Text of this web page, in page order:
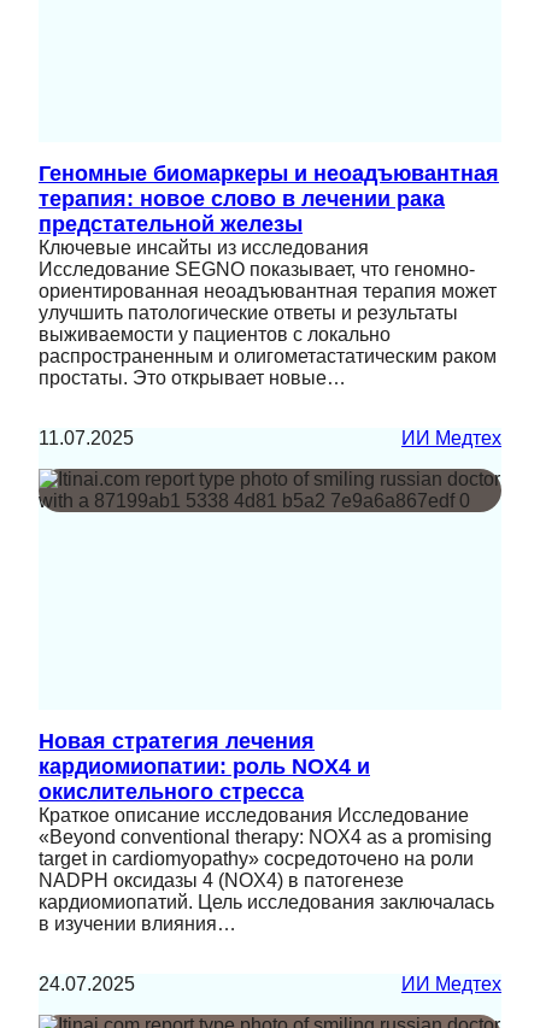
Геномные биомаркеры и неоадъювантная
терапия: новое слово в лечении рака
предстательной железы
Ключевые инсайты из исследования
Исследование SEGNO показывает, что геномно-
ориентированная неоадъювантная терапия может
улучшить патологические ответы и результаты
выживаемости у пациентов с локально
распространенным и олигометастатическим раком
простаты. Это открывает новые…
11.07.2025 ИИ Медтех
Новая стратегия лечения
кардиомиопатии: роль NOX4 и
окислительного стресса
Краткое описание исследования Исследование
«Beyond conventional therapy: NOX4 as a promising
target in cardiomyopathy» сосредоточено на роли
NADPH оксидазы 4 (NOX4) в патогенезе
кардиомиопатий. Цель исследования заключалась
в изучении влияния…
24.07.2025 ИИ Медтех